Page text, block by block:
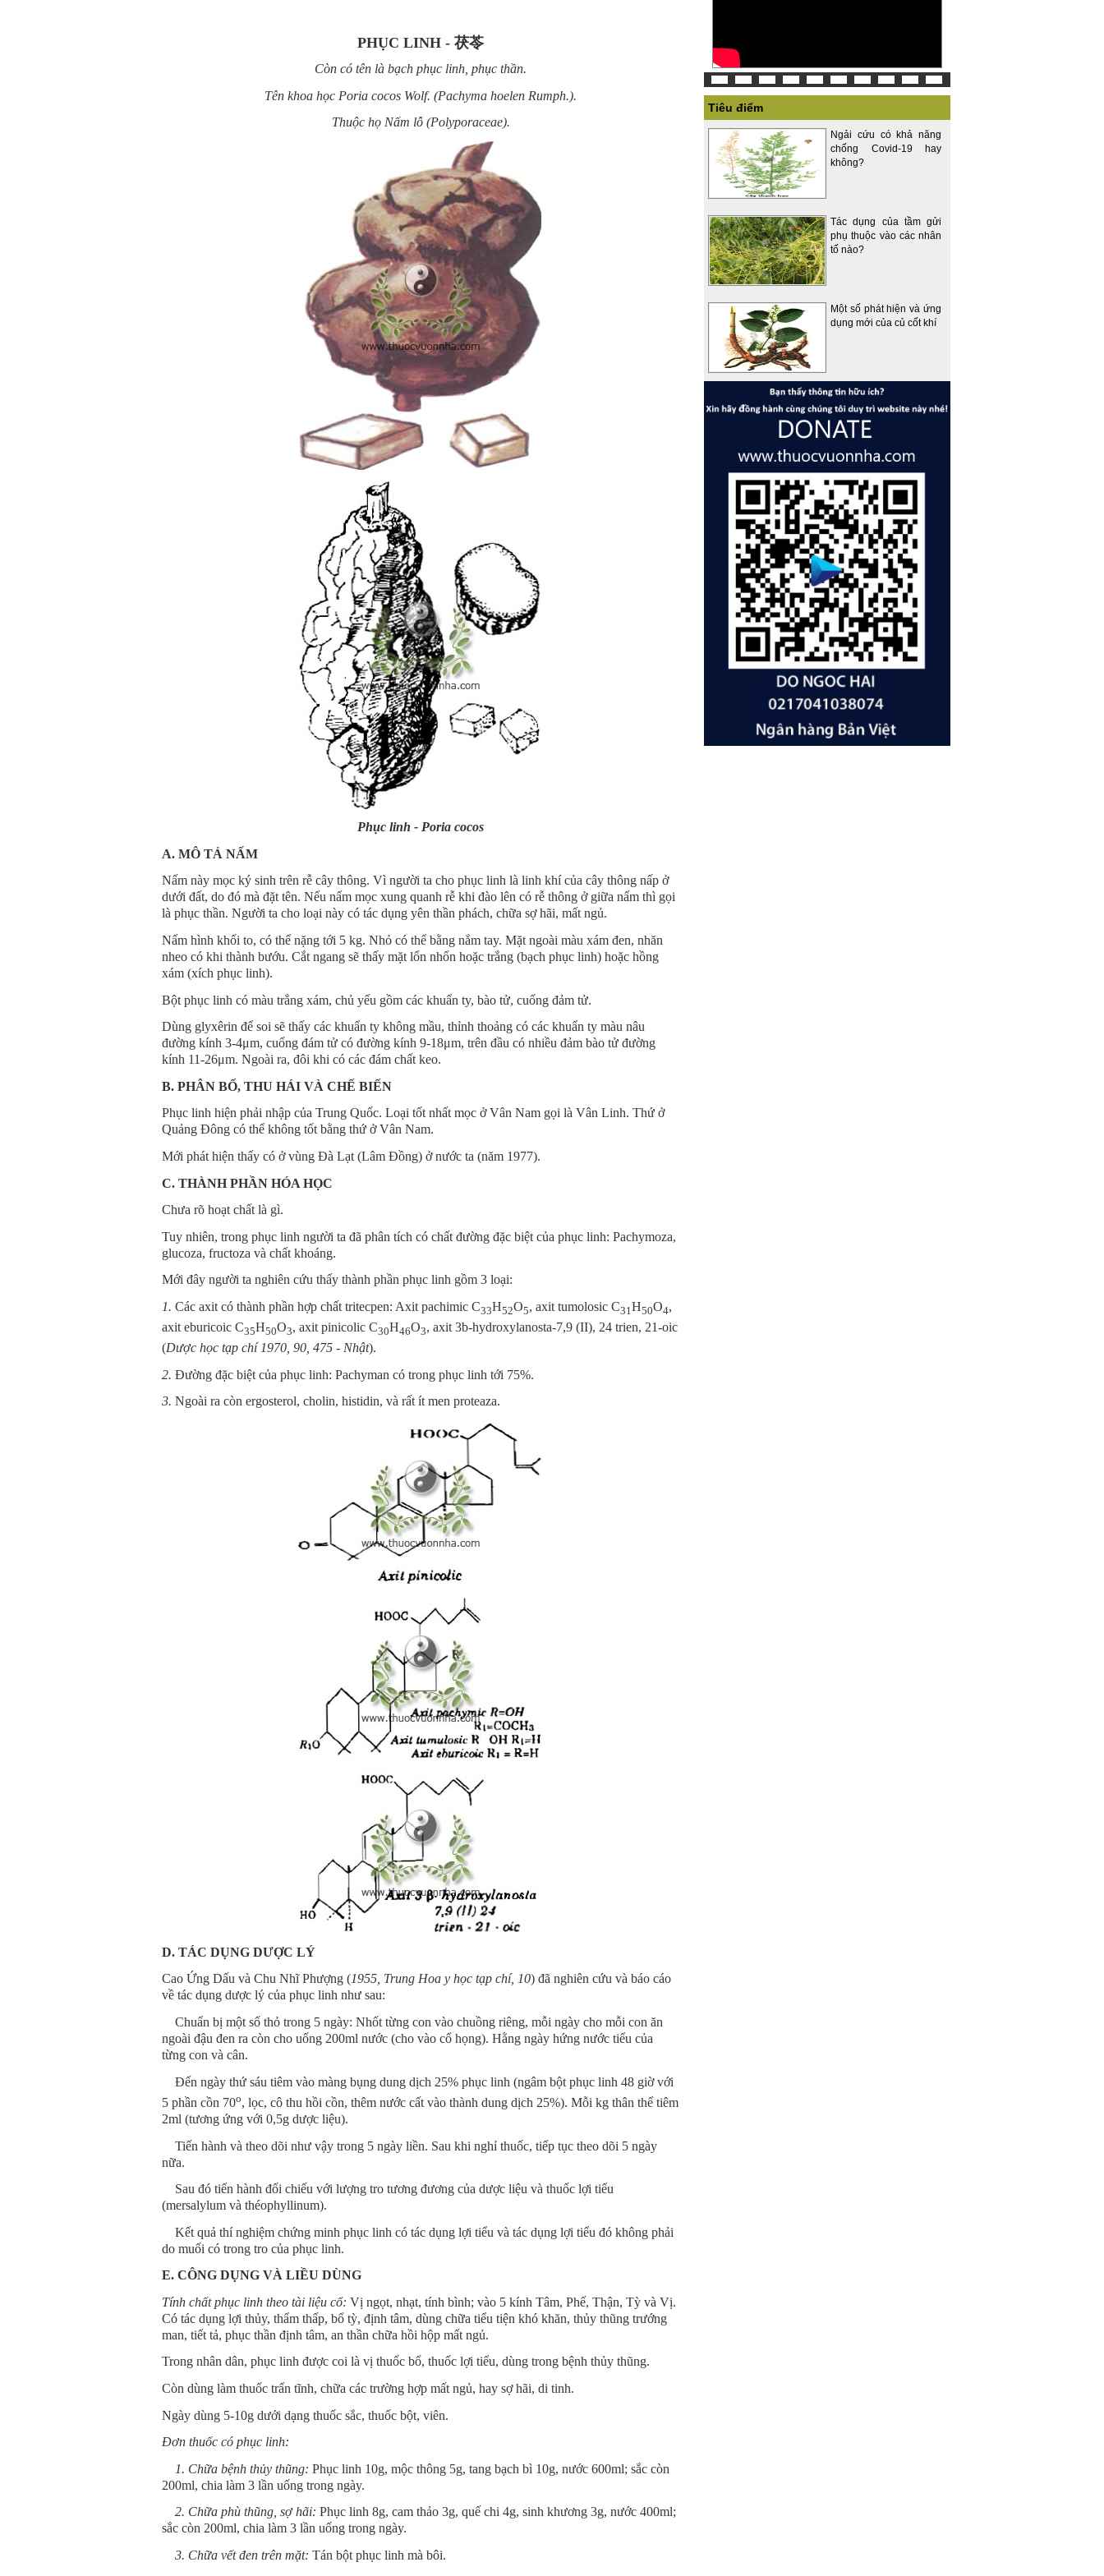
PHỤC LINH - 茯苓
Còn có tên là bạch phục linh, phục thần.
Tên khoa học Poria cocos Wolf. (Pachyma hoelen Rumph.).
Thuộc họ Nấm lỗ (Polyporaceae).
Phục linh - Poria cocos
A. MÔ TẢ NẤM
Nấm này mọc ký sinh trên rễ cây thông. Vì người ta cho phục linh là linh khí của cây thông nấp ở
dưới đất, do đó mà đặt tên. Nếu nấm mọc xung quanh rễ khi đào lên có rễ thông ở giữa nấm thì gọi
là phục thần. Người ta cho loại này có tác dụng yên thần phách, chữa sợ hãi, mất ngủ.
Nấm hình khối to, có thể nặng tới 5 kg. Nhỏ có thể bằng nắm tay. Mặt ngoài màu xám đen, nhăn
nheo có khi thành bướu. Cắt ngang sẽ thấy mặt lổn nhổn hoặc trắng (bạch phục linh) hoặc hồng
xám (xích phục linh).
Bột phục linh có màu trắng xám, chủ yếu gồm các khuẩn ty, bào tử, cuống đảm tử.
Dùng glyxêrin để soi sẽ thấy các khuẩn ty không mầu, thỉnh thoảng có các khuẩn ty màu nâu
đường kính 3-4μm, cuống đám tử có đường kính 9-18μm, trên đầu có nhiều đảm bào tử đường
kính 11-26μm. Ngoài ra, đôi khi có các đám chất keo.
B. PHÂN BỐ, THU HÁI VÀ CHẾ BIẾN
Phục linh hiện phải nhập của Trung Quốc. Loại tốt nhất mọc ở Vân Nam gọi là Vân Linh. Thứ ở
Quảng Đông có thể không tốt bằng thứ ở Vân Nam.
Mới phát hiện thấy có ở vùng Đà Lạt (Lâm Đồng) ở nước ta (năm 1977).
C. THÀNH PHẦN HÓA HỌC
Chưa rõ hoạt chất là gì.
Tuy nhiên, trong phục linh người ta đã phân tích có chất đường đặc biệt của phục linh: Pachymoza,
glucoza, fructoza và chất khoáng.
Mới đây người ta nghiên cứu thấy thành phần phục linh gồm 3 loại:
1. Các axit có thành phần hợp chất tritecpen: Axit pachimic C33H52O5, axit tumolosic C31H50O4,
axit eburicoic C35H50O3, axit pinicolic C30H46O3, axit 3b-hydroxylanosta-7,9 (II), 24 trien, 21-oic
(Dược học tạp chí 1970, 90, 475 - Nhật).
2. Đường đặc biệt của phục linh: Pachyman có trong phục linh tới 75%.
3. Ngoài ra còn ergosterol, cholin, histidin, và rất ít men proteaza.
D. TÁC DỤNG DƯỢC LÝ
Cao Ứng Dấu và Chu Nhĩ Phượng (1955, Trung Hoa y học tạp chí, 10) đã nghiên cứu và báo cáo
về tác dụng dược lý của phục linh như sau:
Chuẩn bị một số thỏ trong 5 ngày: Nhốt từng con vào chuồng riêng, mỗi ngày cho mỗi con ăn
ngoài đậu đen ra còn cho uống 200ml nước (cho vào cổ họng). Hằng ngày hứng nước tiểu của
từng con và cân.
Đến ngày thứ sáu tiêm vào màng bụng dung dịch 25% phục linh (ngâm bột phục linh 48 giờ với
5 phần cồn 70o, lọc, cô thu hồi cồn, thêm nước cất vào thành dung dịch 25%). Mỗi kg thân thể tiêm
2ml (tương ứng với 0,5g dược liệu).
Tiến hành và theo dõi như vậy trong 5 ngày liền. Sau khi nghỉ thuốc, tiếp tục theo dõi 5 ngày
nữa.
Sau đó tiến hành đối chiếu với lượng tro tương đương của dược liệu và thuốc lợi tiểu
(mersalylum và théophyllinum).
Kết quả thí nghiệm chứng minh phục linh có tác dụng lợi tiểu và tác dụng lợi tiểu đó không phải
do muối có trong tro của phục linh.
E. CÔNG DỤNG VÀ LIỀU DÙNG
Tính chất phục linh theo tài liệu cổ: Vị ngọt, nhạt, tính bình; vào 5 kính Tâm, Phế, Thận, Tỳ và Vị.
Có tác dụng lợi thủy, thẩm thấp, bổ tỳ, định tâm, dùng chữa tiểu tiện khó khăn, thủy thũng trướng
man, tiết tả, phục thần định tâm, an thần chữa hồi hộp mất ngủ.
Trong nhân dân, phục linh được coi là vị thuốc bổ, thuốc lợi tiểu, dùng trong bệnh thủy thũng.
Còn dùng làm thuốc trấn tĩnh, chữa các trường hợp mất ngủ, hay sợ hãi, di tinh.
Ngày dùng 5-10g dưới dạng thuốc sắc, thuốc bột, viên.
Đơn thuốc có phục linh:
1. Chữa bệnh thủy thũng: Phục linh 10g, mộc thông 5g, tang bạch bì 10g, nước 600ml; sắc còn
200ml, chia làm 3 lần uống trong ngày.
2. Chữa phù thũng, sợ hãi: Phục linh 8g, cam thảo 3g, quế chi 4g, sinh khương 3g, nước 400ml;
sắc còn 200ml, chia làm 3 lần uống trong ngày.
3. Chữa vết đen trên mặt: Tán bột phục linh mà bôi.
Tiêu điểm
Ngải cứu có khả năng
chống Covid-19 hay
không?
Tác dụng của tầm gửi
phụ thuộc vào các nhân
tố nào?
Một số phát hiện và ứng
dụng mới của củ cốt khí